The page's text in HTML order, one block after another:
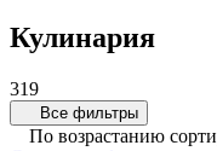
Кулинария
319
Все фильтры
По возрастанию